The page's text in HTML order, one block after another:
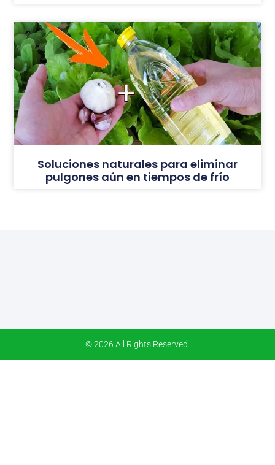
Soluciones naturales para eliminar
pulgones aún en tiempos de frío
© 2026 All Rights Reserved.